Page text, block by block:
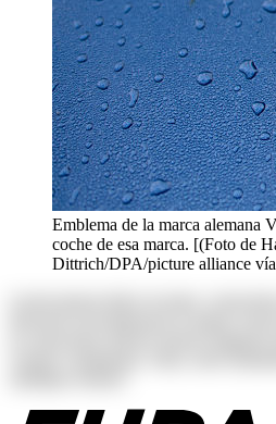
Emblema de la marca alemana
coche de esa marca. [(Foto de
Dittrich/DPA/picture alliance